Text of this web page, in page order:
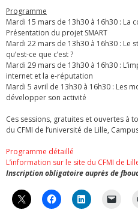
Programme
Mardi 15 mars de 13h30 à 16h30 : La
Présentation du projet SMART
Mardi 22 mars de 13h30 à 16h30 :
qu’est-ce que c’est ?
Mardi 29 mars de 13h30 à 16h30 :
internet et la e-réputation
Mardi 5 avril de 13h30 à 16h30 : Les
développer son activité
Ces sessions, gratuites et ouvertes à
du CFMI de l’université de Lille,
Programme détaillé
L’information sur le site du CFMI de
Inscription obligatoire auprès de